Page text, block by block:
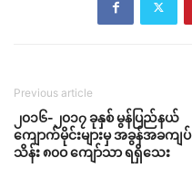
Previous article
၂၀၁၆-၂၀၁၇ ခုနှစ် မွန်ပြည်နယ်
ကျောက်မိုင်းများမှ အခွန်အခကျပ်
သိန်း ၈၀ဝ ကျော်သာ ရရှိသေး